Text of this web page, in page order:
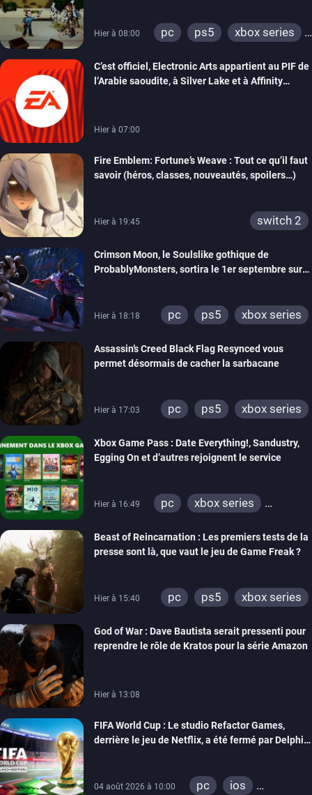
Hier à 08:00 pc ps5
xbox series
C’est officiel, Electronic Arts appartient au PIF de
l’Arabie saoudite, à Silver Lake et à Affinity
Hier à 07:00
Fire Emblem: Fortune’s Weave : Tout ce qu’il faut
savoir (héros, classes, nouveautés, spoilers…)
Hier à 19:45 switch 2
Crimson Moon, le Soulslike gothique de
ProbablyMonsters, sortira le 1er septembre sur
Hier à 18:18 pc ps5 xbox series
Assassin’s Creed Black Flag Resynced vous
permet désormais de cacher la sarbacane
Hier à 17:03 pc ps5 xbox series
Xbox Game Pass : Date Everything!, Sandustry,
Egging On et d’autres rejoignent le service
Hier à 16:49 pc
xbox series
Beast of Reincarnation : Les premiers tests de la
presse sont là, que vaut le jeu de Game Freak ?
Hier à 15:40 pc ps5 xbox series
God of War : Dave Bautista serait pressenti pour
reprendre le rôle de Kratos pour la série Amazon
Hier à 13:08
FIFA World Cup : Le studio Refactor Games,
derrière le jeu de Netflix, a été fermé par Delphi
04 août 2026 à 10:00 pc
ios